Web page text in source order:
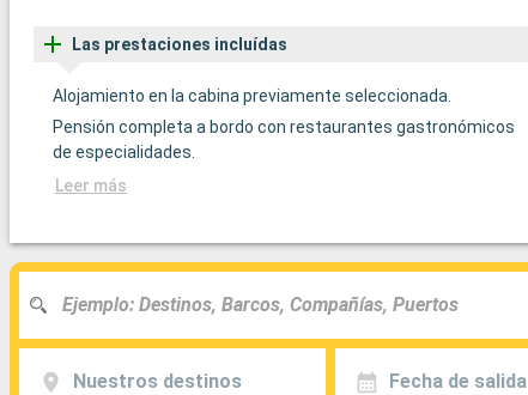
Las prestaciones incluídas
Alojamiento en la cabina previamente seleccionada.
Pensión completa a bordo con restaurantes gastronómicos
de especialidades.
Leer más
Nuestros destinos Fecha de salida